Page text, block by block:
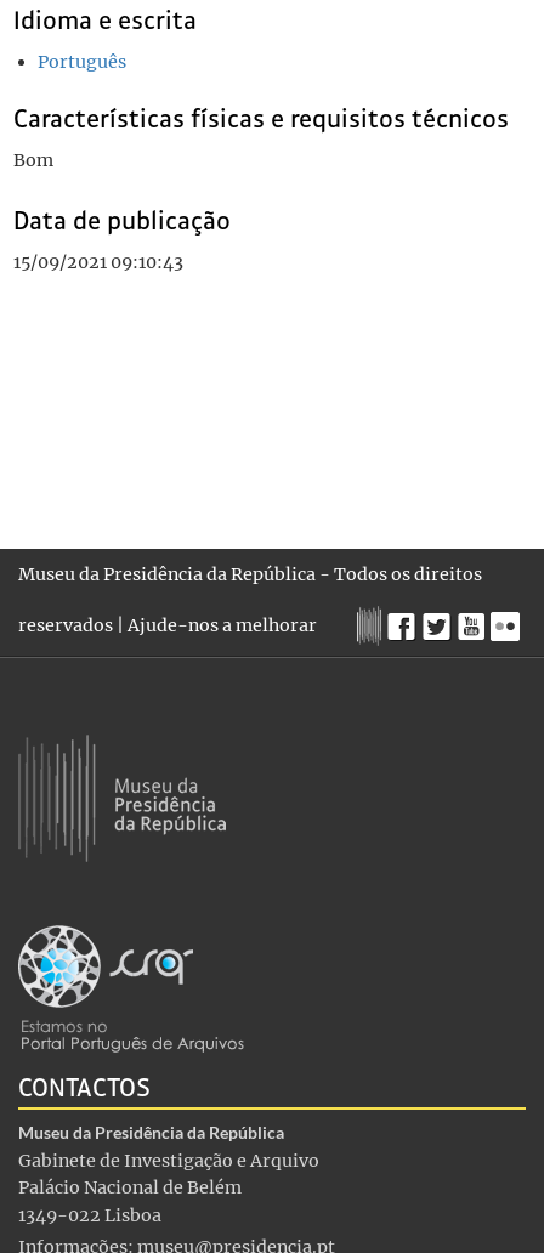
Idioma e escrita
Português
Características físicas e requisitos técnicos
Bom
Data de publicação
15/09/2021 09:10:43
Museu da Presidência da República - Todos os direitos
reservados |Ajude-nos a melhorar
CONTACTOS
Museu da Presidência da República
Gabinete de Investigação e Arquivo
Palácio Nacional de Belém
1349-022 Lisboa
Informações: museu@presidencia.pt